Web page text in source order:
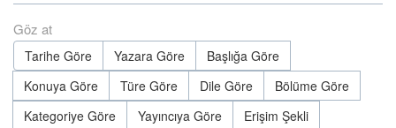
Göz at
Tarihe Göre Yazara Göre
Başlığa Göre
Konuya Göre
Türe Göre Dile Göre
Bölüme Göre
Kategoriye Göre
Yayıncıya Göre
Erişim Şekli